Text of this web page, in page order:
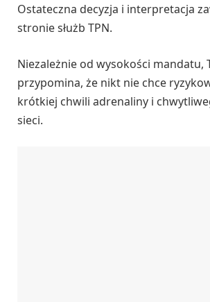
Ostateczna decyzja i interpretacja
stronie służb TPN.
Niezależnie od wysokości mandatu,
przypomina, że nikt nie chce
krótkiej chwili adrenaliny i
sieci.